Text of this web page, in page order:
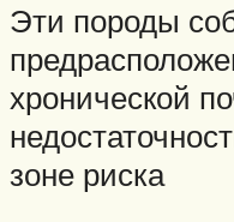
Эти породы
хронической
зоне риска